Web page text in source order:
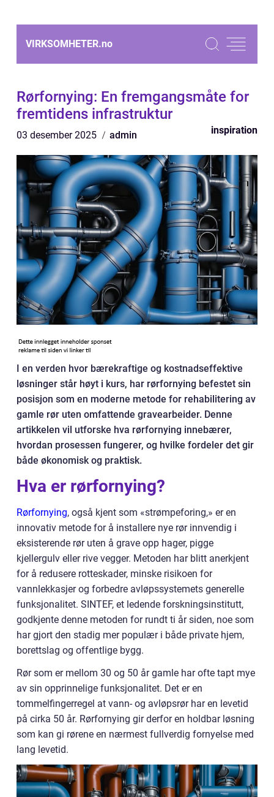
VIRKSOMHETER.no
Rørfornying: En fremgangsmåte for
fremtidens infrastruktur
03 desember 2025 admin inspiration
I en verden hvor bærekraftige og kostnadseffektive
løsninger står høyt i kurs, har rørfornying befestet sin
posisjon som en moderne metode for rehabilitering av
gamle rør uten omfattende gravearbeider. Denne
artikkelen vil utforske hva rørfornying innebærer,
hvordan prosessen fungerer, og hvilke fordeler det gir
både økonomisk og praktisk.
Hva er rørfornying?
Rørfornying, også kjent som «strømpeforing,» er en
innovativ metode for å installere nye rør innvendig i
eksisterende rør uten å grave opp hager, pigge
kjellergulv eller rive vegger. Metoden har blitt anerkjent
for å redusere rotteskader, minske risikoen for
vannlekkasjer og forbedre avløpssystemets generelle
funksjonalitet. SINTEF, et ledende forskningsinstitutt,
godkjente denne metoden for rundt ti år siden, noe som
har gjort den stadig mer populær i både private hjem,
borettslag og offentlige bygg.
Rør som er mellom 30 og 50 år gamle har ofte tapt mye
av sin opprinnelige funksjonalitet. Det er en
tommelfingerregel at vann- og avløpsrør har en levetid
på cirka 50 år. Rørfornying gir derfor en holdbar løsning
som kan gi rørene en nærmest fullverdig fornyelse med
lang levetid.